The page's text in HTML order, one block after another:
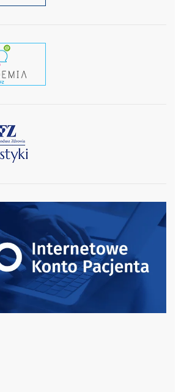
czytaj więcej
czytaj więcej